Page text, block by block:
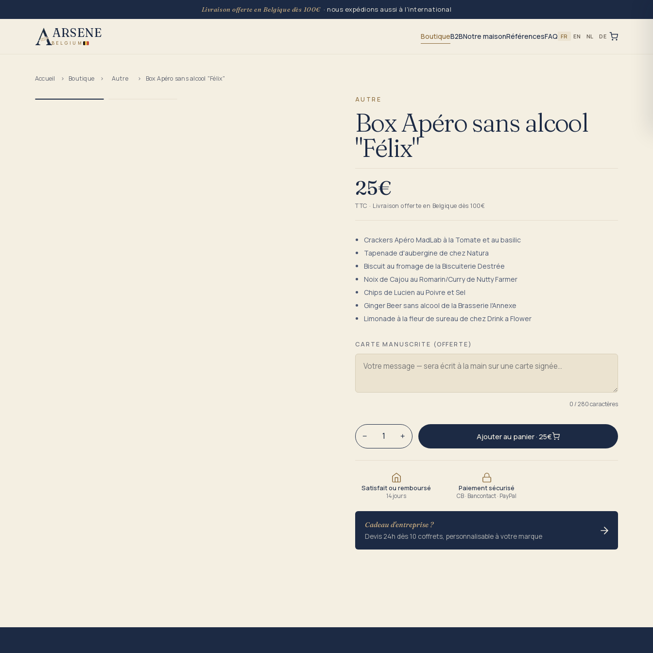
Livraison offerte en Belgique dès 100€ · nous expédions aussi à l'international
ARSENE
BELGIUM
BoutiqueB2BNotre maisonRéférencesFAQ FR EN NL DE
Accueil › Boutique › Autre › Box Apéro sans alcool "Félix"
AUTRE
Box Apéro sans alcool
"Félix"
25€
TTC · Livraison offerte en Belgique dès 100€
Crackers Apéro MadLab à la Tomate et au basilic
Tapenade d'aubergine de chez Natura
Biscuit au fromage de la Biscuiterie Destrée
Noix de Cajou au Romarin/Curry de Nutty Farmer
Chips de Lucien au Poivre et Sel
Ginger Beer sans alcool de la Brasserie l'Annexe
Limonade à la fleur de sureau de chez Drink a Flower
CARTE MANUSCRITE (OFFERTE)
0 / 280caractères
− + Ajouter au panier· 25€
Satisfait ou remboursé
14 jours
Paiement sécurisé
CB · Bancontact · PayPal
Cadeau d'entreprise ?
Devis 24h dès 10 coffrets, personnalisable à votre marque